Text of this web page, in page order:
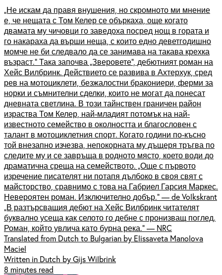
„Не искам да правя внушения, но скромното ми мнение
е, че нещата с Том Келер се объркаха, още когато
двамата му чичовци го заведоха посред нощ в гората и
го накараха да върши неща, с които едно деветгодишно
момче не би следвало да се занимава на такава крехка
възраст.“ Така започва „Зверовете“, дебютният роман на
Хейс Вилбринк. Действието се развива в Ахтерхук, сред
рев на мотоциклети, безжалостни бракониери, ферми за
норки и съмнителни сделки, които не могат да понесат
дневната светлина. В този тайнствен граничен район
израства Том Келер, най-младият потомък на най-
известното семейство в околността и благословен с
талант в мотоциклетния спорт. Когато години по-късно
той внезапно изчезва, непокорната му дъщеря тръгва по
следите му и се завръща в родното място, което води до
драматична среща на семейството. „Още с първото
изречение писателят ни потапя дълбоко в своя свят с
майсторство, сравнимо с това на Габриел Гарсия Маркес.
Невероятен роман. Изключително добър.“ — de Volkskrant
„В разтърсващия дебют на Хейс Вилбринк читателят
буквално усеща как селото го дебне с пронизващ поглед.
Роман, който увлича като бурна река.“ — NRC
Translated from Dutch to Bulgarian by Elissaveta Manolova
Maciel
Written in Dutch by Gijs Wilbrink
8 minutes read